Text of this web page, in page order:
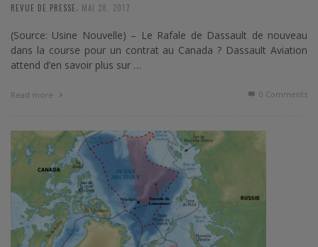
REVUE DE PRESSE MAI 28, 2017
(Source: Usine Nouvelle) – Le Rafale de Dassault de nouveau
dans la course pour un contrat au Canada ? Dassault Aviation
attend d’en savoir plus sur …
Read more 0 Comments